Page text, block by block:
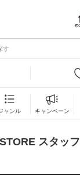
s
す
ャンル キャンペーン
スタッ